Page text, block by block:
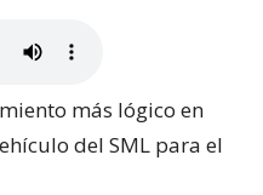
más lógico en
del SML para el